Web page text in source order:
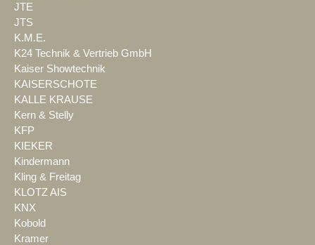
JTE
JTS
K.M.E.
K24 Technik & Vertrieb GmbH
Kaiser Showtechnik
KAISERSCHOTE
KALLE KRAUSE
Kern & Stelly
KFP
KIEKER
Kindermann
Kling & Freitag
KLOTZ AIS
KNX
Kobold
Kramer